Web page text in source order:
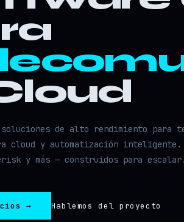
soluciones de alto rendimiento para
cloud y automatización inteligente.
y más — construidos para escalar.
→ Hablemos del proyecto